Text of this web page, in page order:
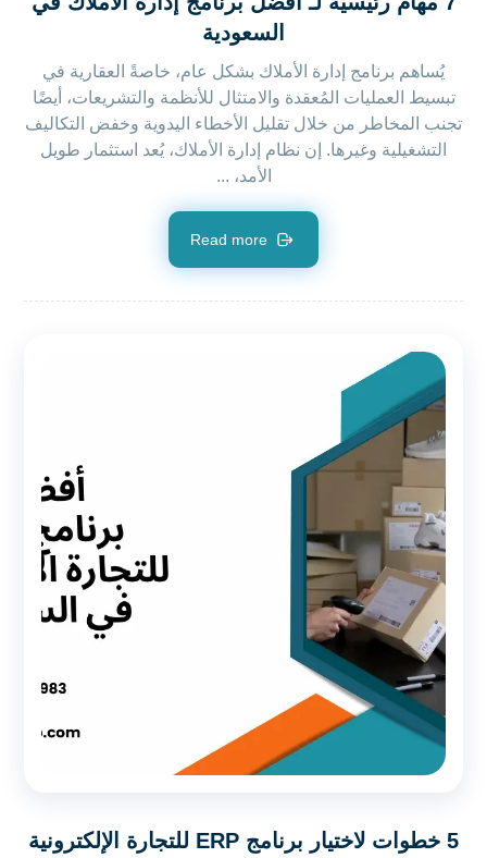
السعودية
يُساهم برنامج إدارة الأملاك بشكل عام، خاصةً العقارية في
تبسيط العمليات المُعقدة والامتثال للأنظمة والتشريعات، أيضًا
تجنب المخاطر من خلال تقليل الأخطاء اليدوية وخفض التكاليف
التشغيلية وغيرها. إن نظام إدارة الأملاك، يُعد استثمار طويل
الأمد، ...
Read more
5 خطوات لاختيار برنامج ERP للتجارة الإلكترونية